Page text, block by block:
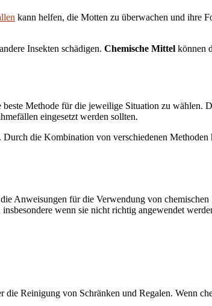
kann helfen, die Motten zu überwachen und ihre
Insekten schädigen. Chemische Mittel können
Methode für die jeweilige Situation zu wählen.
eingesetzt werden sollten.
Durch die Kombination von verschiedenen Methoden
Anweisungen für die Verwendung von
wenn sie nicht richtig angewendet
Reinigung von Schränken und Regalen. Wenn